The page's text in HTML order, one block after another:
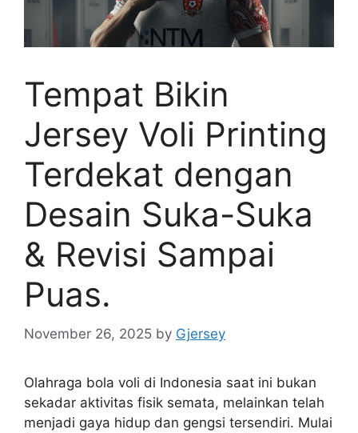
Tempat Bikin
Jersey Voli Printing
Terdekat dengan
Desain Suka-Suka
& Revisi Sampai
Puas.
November 26, 2025 by Gjersey
Olahraga bola voli di Indonesia saat ini bukan
sekadar aktivitas fisik semata, melainkan telah
menjadi gaya hidup dan gengsi tersendiri. Mulai